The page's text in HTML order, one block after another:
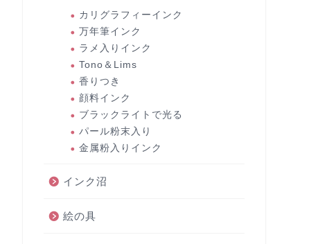
カリグラフィーインク
万年筆インク
ラメ入りインク
Tono＆Lims
香りつき
顔料インク
ブラックライトで光る
パール粉末入り
金属粉入りインク
インク沼
絵の具